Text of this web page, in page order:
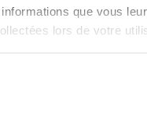
que vous
lors de votre
lunes
SG/